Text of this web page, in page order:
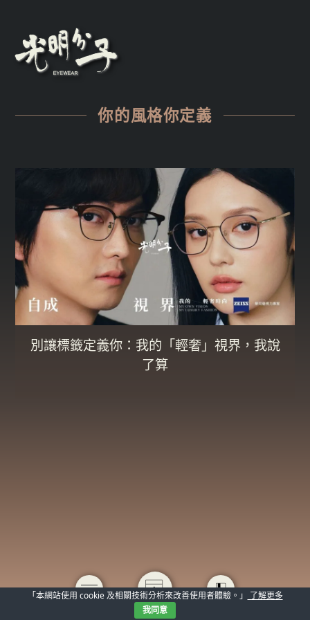
你的風格你定義
別讓標籤定義你：我的「輕奢」視界，我說
了算
「本網站使用 cookie 及相關技術分析來改善使用者體驗。」
了解更多
我同意